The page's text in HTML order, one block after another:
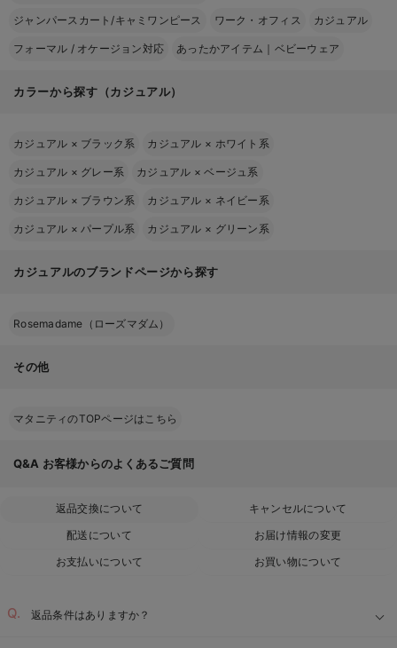
ジャンパースカート/キャミワンピース ワーク・オフィス カジュアル
フォーマル / オケージョン対応 あったかアイテム｜ベビーウェア
カラーから探す（カジュアル）
カジュアル × ブラック系 カジュアル × ホワイト系
カジュアル × グレー系 カジュアル ×ベージュ系
カジュアル × ブラウン系 カジュアル × ネイビー系
カジュアル ×パープル系 カジュアル × グリーン系
カジュアルのブランドページから探す
Rosemadame（ローズマダム）
その他
マタニティのTOPページはこちら
Q&A お客様からのよくあるご質問
返品交換について
キャンセルについて
配送について
お届け情報の変更
お支払いについて
お買い物について
返品条件はありますか？